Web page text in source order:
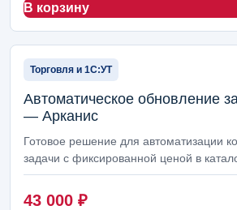
В корзину
Торговля и 1С:УТ
Автоматическое обновление
— Арканис
Готовое решение для автоматизации
задачи с фиксированной ценой в
43 000 ₽